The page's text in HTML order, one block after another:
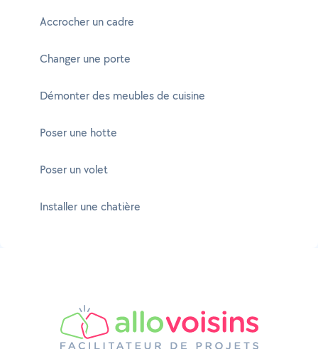
Accrocher un cadre
Changer une porte
Démonter des meubles de cuisine
Poser une hotte
Poser un volet
Installer une chatière